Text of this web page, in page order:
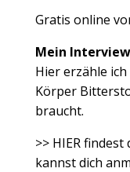
Gratis online
Mein
Hier erzähle
Körper
braucht.
>> HIER
kannst dich